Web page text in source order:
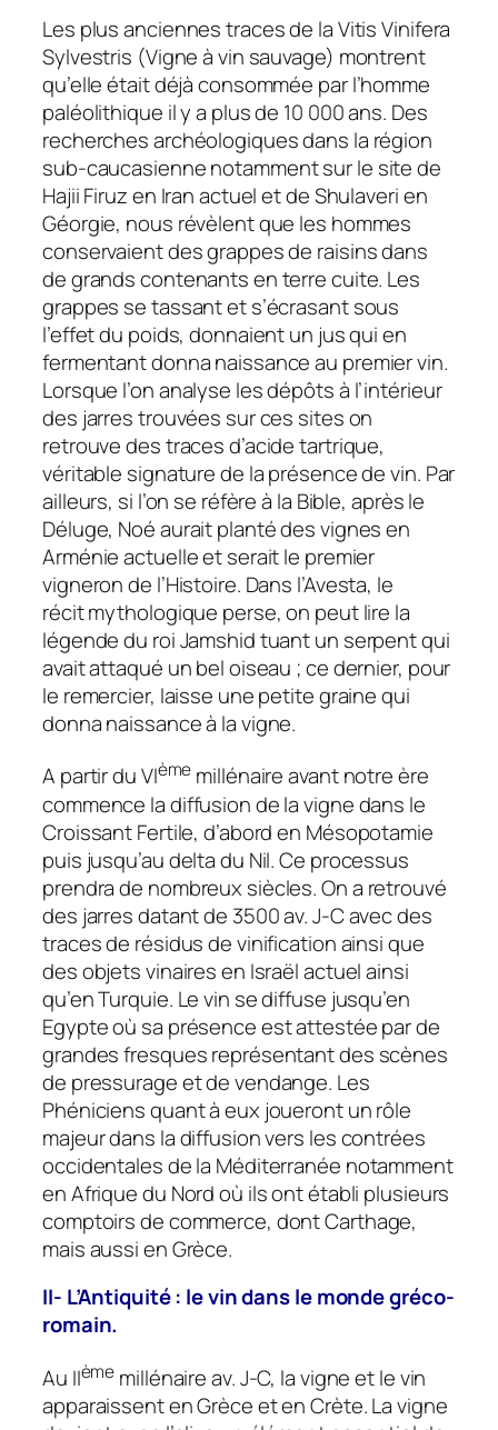
Les plus anciennes traces de la Vitis Vinifera
Sylvestris (Vigne à vin sauvage) montrent
qu’elle était déjà consommée par l’homme
paléolithique il y a plus de 10 000 ans. Des
recherches archéologiques dans la région
sub-caucasienne notamment sur le site de
Hajii Firuz en Iran actuel et de Shulaveri en
Géorgie, nous révèlent que les hommes
conservaient des grappes de raisins dans
de grands contenants en terre cuite. Les
grappes se tassant et s’écrasant sous
l’effet du poids, donnaient un jus qui en
fermentant donna naissance au premier vin.
Lorsque l’on analyse les dépôts à l’intérieur
des jarres trouvées sur ces sites on
retrouve des traces d’acide tartrique,
véritable signature de la présence de vin. Par
ailleurs, si l’on se réfère à la Bible, après le
Déluge, Noé aurait planté des vignes en
Arménie actuelle et serait le premier
vigneron de l’Histoire. Dans l’Avesta, le
récit mythologique perse, on peut lire la
légende du roi Jamshid tuant un serpent qui
avait attaqué un bel oiseau ; ce dernier, pour
le remercier, laisse une petite graine qui
donna naissance à la vigne.
A partir du VIème millénaire avant notre ère
commence la diffusion de la vigne dans le
Croissant Fertile, d’abord en Mésopotamie
puis jusqu’au delta du Nil. Ce processus
prendra de nombreux siècles. On a retrouvé
des jarres datant de 3500 av. J-C avec des
traces de résidus de vinification ainsi que
des objets vinaires en Israël actuel ainsi
qu’en Turquie. Le vin se diffuse jusqu’en
Egypte où sa présence est attestée par de
grandes fresques représentant des scènes
de pressurage et de vendange. Les
Phéniciens quant à eux joueront un rôle
majeur dans la diffusion vers les contrées
occidentales de la Méditerranée notamment
en Afrique du Nord où ils ont établi plusieurs
comptoirs de commerce, dont Carthage,
mais aussi en Grèce.
II- L’Antiquité : le vin dans le monde gréco-
romain.
Au IIème millénaire av. J-C, la vigne et le vin
apparaissent en Grèce et en Crète. La vigne